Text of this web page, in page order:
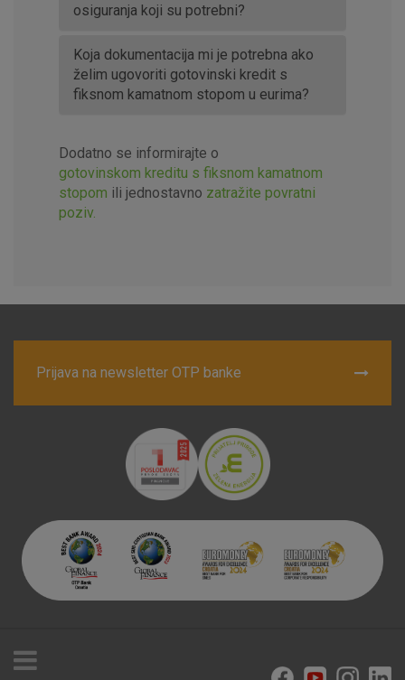
osiguranja koji su potrebni?
Koja dokumentacija mi je potrebna ako
želim ugovoriti gotovinski kredit s
fiksnom kamatnom stopom u eurima?
Dodatno se informirajte o
gotovinskom kreditu s fiksnom kamatnom
stopom ili jednostavno zatražite povratni
poziv.
Prijava na newsletter OTP banke